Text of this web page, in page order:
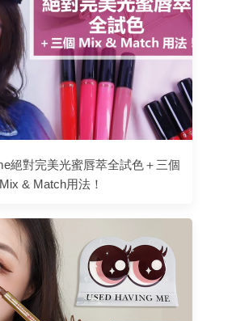
絕對完美光蜜唇萃全試色＋三個
Mix & Match用法！